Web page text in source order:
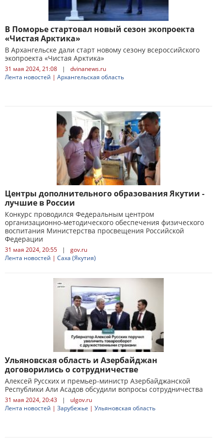
В Поморье стартовал новый сезон экопроекта
«Чистая Арктика»
В Архангельске дали старт новому сезону всероссийского
экопроекта «Чистая Арктика»
31 мая 2024, 21:08 |
dvinanews.ru
Лента новостей | Архангельская область
Центры дополнительного образования Якутии -
лучшие в России
Конкурс проводился Федеральным центром
организационно-методического обеспечения физического
воспитания Министерства просвещения Российской
Федерации
31 мая 2024, 20:55 |
gov.ru
Лента новостей | Саха (Якутия)
Ульяновская область и Азербайджан
договорились о сотрудничестве
Алексей Русских и премьер-министр Азербайджанской
Республики Али Асадов обсудили вопросы сотрудничества
31 мая 2024, 20:43 |
ulgov.ru
Лента новостей | Зарубежье | Ульяновская область